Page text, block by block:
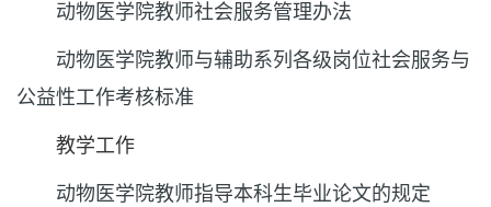
动物医学院教师社会服务管理办法
动物医学院教师与辅助系列各级岗位社会服务与
公益性工作考核标准
教学工作
动物医学院教师指导本科生毕业论文的规定